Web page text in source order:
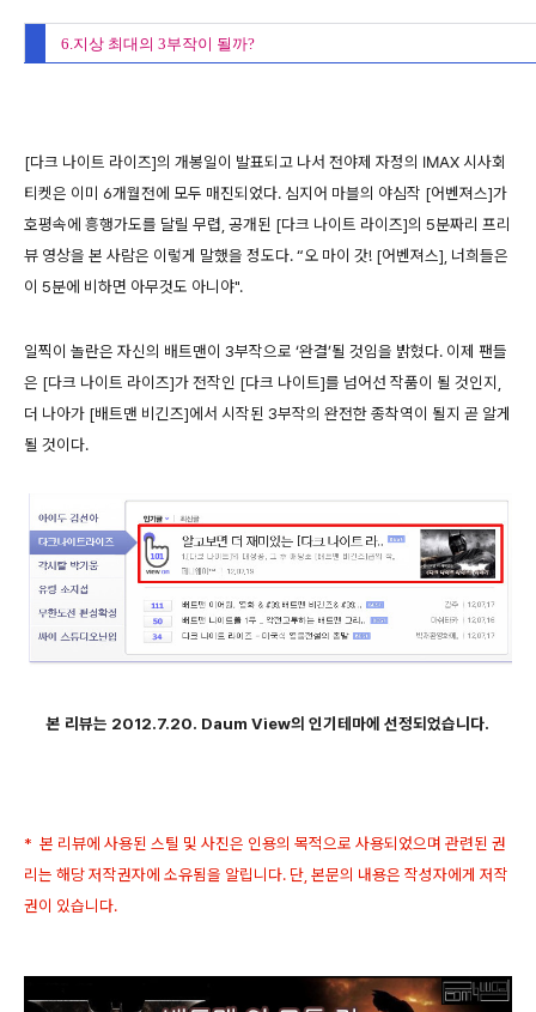
6.지상 최대의 3부작이 될까?
[다크 나이트 라이즈]의 개봉일이 발표되고 나서 전야제 자정의 IMAX 시사회
티켓은 이미 6개월전에 모두 매진되었다. 심지어 마블의 야심작 [어벤져스]가
호평속에 흥행가도를 달릴 무렵, 공개된 [다크 나이트 라이즈]의 5분짜리 프리
뷰 영상을 본 사람은 이렇게 말했을 정도다. “오 마이 갓! [어벤져스], 너희들은
이 5분에 비하면 아무것도 아니야".
일찍이 놀란은 자신의 배트맨이 3부작으로 ‘완결’될 것임을 밝혔다. 이제 팬들
은 [다크 나이트 라이즈]가 전작인 [다크 나이트]를 넘어선 작품이 될 것인지,
더 나아가 [배트맨 비긴즈]에서 시작된 3부작의 완전한 종착역이 될지 곧 알게
될 것이다.
본 리뷰는 2012.7.20. Daum View의 인기테마에 선정되었습니다.
* 본 리뷰에 사용된 스틸 및 사진은 인용의 목적으로 사용되었으며 관련된 권
리는 해당 저작권자에 소유됨을 알립니다. 단, 본문의 내용은 작성자에게 저작
권이 있습니다.